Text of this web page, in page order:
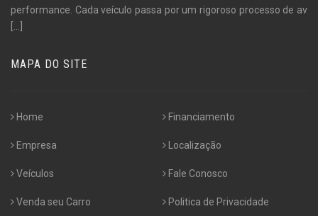
performance. Cada veículo passa por um rigoroso processo de av
[...]
MAPA DO SITE
Home
Empresa
Veículos
Venda seu Carro
Financiamento
Localização
Fale Conosco
Politica de Privacidade